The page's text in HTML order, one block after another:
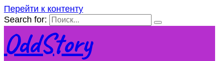
Перейти к контенту
Search for:
OddStory